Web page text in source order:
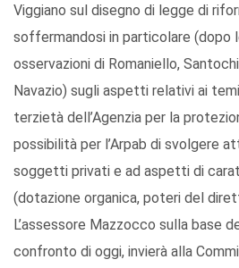
Viggiano sul disegno di legge di
soffermandosi in particolare (dopo
osservazioni di Romaniello,
Navazio) sugli aspetti relativi ai
terzietà dell’Agenzia per la
possibilità per l’Arpab di svolgere
soggetti privati e ad aspetti di
(dotazione organica, poteri del
L’assessore Mazzocco sulla base
confronto di oggi, invierà alla